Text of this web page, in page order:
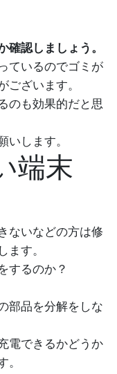
認しましょう。
ているのでゴミが
ございます。
のも効果的だと思
いします。
端末
ないなどの方は修
ます。
するのか？
部品を分解をしな
電できるかどうか
。